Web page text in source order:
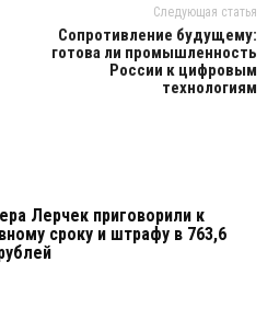
Следующая статья
Сопротивление будущему:
готова ли промышленность
России к цифровым
технологиям
Лерчек приговорили к
сроку и штрафу в 763,6